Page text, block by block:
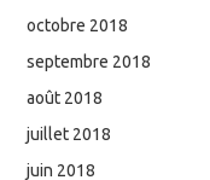
octobre 2018
septembre 2018
août 2018
juillet 2018
juin 2018